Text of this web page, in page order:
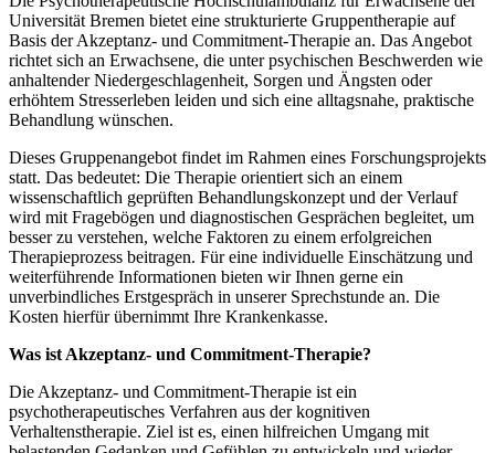
Universität Bremen bietet eine strukturierte Gruppentherapie auf
Basis der Akzeptanz- und Commitment-Therapie an. Das Angebot
richtet sich an Erwachsene, die unter psychischen Beschwerden wie
anhaltender Niedergeschlagenheit, Sorgen und Ängsten oder
erhöhtem Stresserleben leiden und sich eine alltagsnahe, praktische
Behandlung wünschen.
Dieses Gruppenangebot findet im Rahmen eines Forschungsprojekts
statt. Das bedeutet: Die Therapie orientiert sich an einem
wissenschaftlich geprüften Behandlungskonzept und der Verlauf
wird mit Fragebögen und diagnostischen Gesprächen begleitet, um
besser zu verstehen, welche Faktoren zu einem erfolgreichen
Therapieprozess beitragen. Für eine individuelle Einschätzung und
weiterführende Informationen bieten wir Ihnen gerne ein
unverbindliches Erstgespräch in unserer Sprechstunde an. Die
Kosten hierfür übernimmt Ihre Krankenkasse.
Was ist Akzeptanz- und Commitment-Therapie?
Die Akzeptanz- und Commitment-Therapie ist ein
psychotherapeutisches Verfahren aus der kognitiven
Verhaltenstherapie. Ziel ist es, einen hilfreichen Umgang mit